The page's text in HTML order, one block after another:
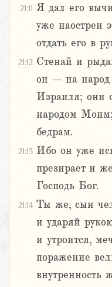
21:11 Я дал его
уже наострен
отдать его в
21:12 Стенай и
он – на народ
Израиля; они
народом Моим;
бедрам.
21:13 Ибо он уже
презирает и
Господь Бог.
21:14 Ты же, сын
и ударяй
и утроится,
поражение
внутренность